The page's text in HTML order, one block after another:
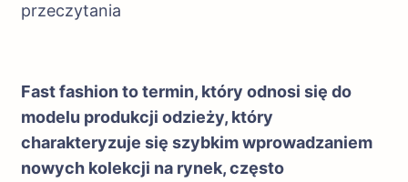
przeczytania
Fast fashion to termin, który odnosi się do
modelu produkcji odzieży, który
charakteryzuje się szybkim wprowadzaniem
nowych kolekcji na rynek, często